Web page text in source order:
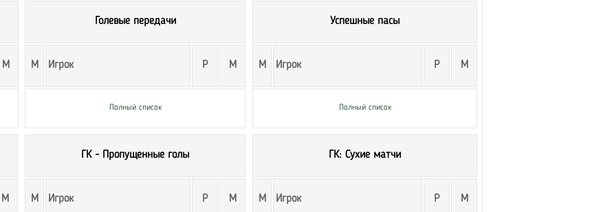
М
Голевые передачи
М Игрок Р М
Полный список
Успешные пасы
М Игрок Р М
Полный список
М
ГК - Пропущенные голы
М Игрок Р М
ГК: Сухие матчи
М Игрок Р М